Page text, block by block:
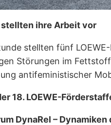
ihre Arbeit vor
stellten fünf
Störungen im
antifeministischer
18. LOEWE-
DynaRel –